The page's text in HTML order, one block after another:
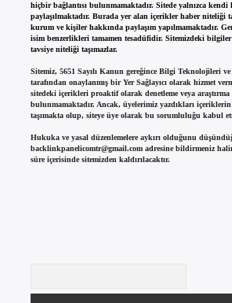
hiçbir bağlantısı bulunmamaktadır. Sitede yalnızca kendi
paylaşılmaktadır. Burada yer alan içerikler haber niteliği
kurum ve kişiler hakkında paylaşım yapılmamaktadır.
isim benzerlikleri tamamen tesadüfidir. Sitemizdeki
tavsiye niteliği taşımazlar.
Sitemiz, 5651 Sayılı Kanun gereğince Bilgi Teknolojileri
tarafından onaylanmış bir Yer Sağlayıcı olarak hizmet
sitedeki içerikleri proaktif olarak denetleme veya
bulunmamaktadır. Ancak, üyelerimiz yazdıkları
taşımakta olup, siteye üye olarak bu sorumluluğu kabul
Hukuka ve yasal düzenlemelere aykırı olduğunu
backlinkpanelicomtr@gmail.comadresine bildirmeniz
süre içerisinde sitemizden kaldırılacaktır.